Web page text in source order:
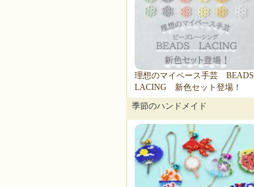
理想のマイペース手芸 BEADS
LACING 新色セット登場！
季節のハンドメイド